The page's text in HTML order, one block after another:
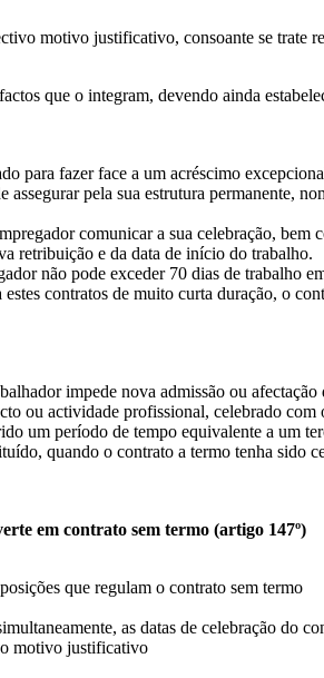
motivo justificativo, consoante se trate
que o integram, devendo ainda
para fazer face a um acréscimo
pela sua estrutura permanente,
comunicar a sua celebração,
retribuição e da data de início do trabalho.
não pode exceder 70 dias de trabalho
contratos de muito curta duração, o
impede nova admissão ou
ou actividade profissional, celebrado
um período de tempo equivalente a um
quando o contrato a termo tenha sido
em contrato sem termo (artigo 147º)
que regulam o contrato sem termo
as datas de celebração do
motivo justificativo